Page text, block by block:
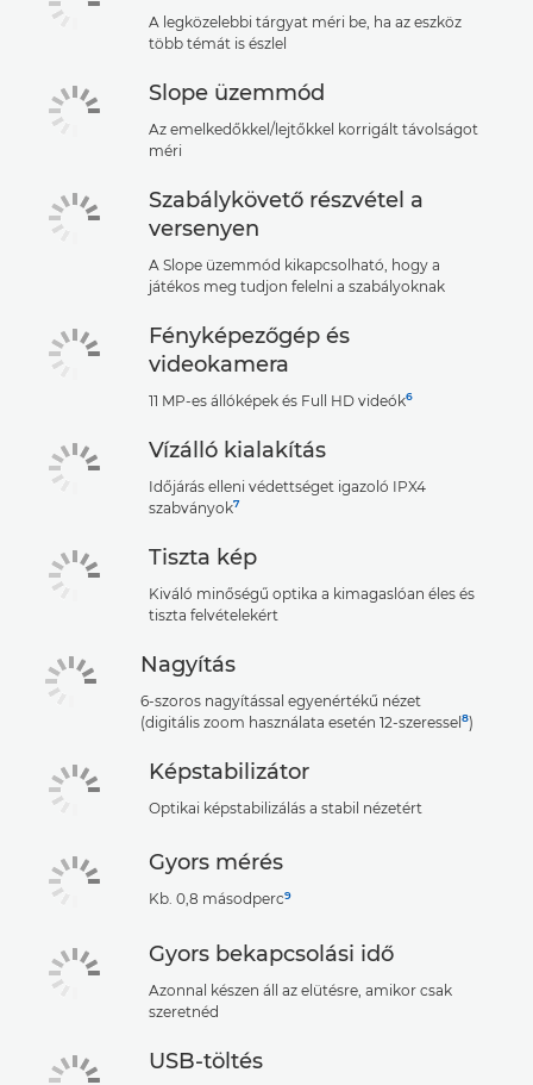
A legközelebbi tárgyat méri be, ha az eszköz
több témát is észlel
Slope üzemmód
Az emelkedőkkel/lejtőkkel korrigált távolságot
méri
Szabálykövető részvétel a
versenyen
A Slope üzemmód kikapcsolható, hogy a
játékos meg tudjon felelni a szabályoknak
Fényképezőgép és
videokamera
11 MP-es állóképek és Full HD videók6
Vízálló kialakítás
Időjárás elleni védettséget igazoló IPX4
szabványok7
Tiszta kép
Kiváló minőségű optika a kimagaslóan éles és
tiszta felvételekért
Nagyítás
6-szoros nagyítással egyenértékű nézet
(digitális zoom használata esetén 12-szeressel 8)
Képstabilizátor
Optikai képstabilizálás a stabil nézetért
Gyors mérés
Kb. 0,8 másodperc9
Gyors bekapcsolási idő
Azonnal készen áll az elütésre, amikor csak
szeretnéd
USB-töltés